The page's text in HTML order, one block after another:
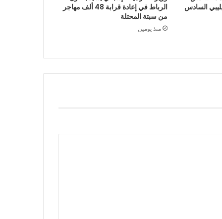
السادس
الرباط في إعادة قرابة 48 ألف مهاجر
من سبتة المحتلة
منذ يومين